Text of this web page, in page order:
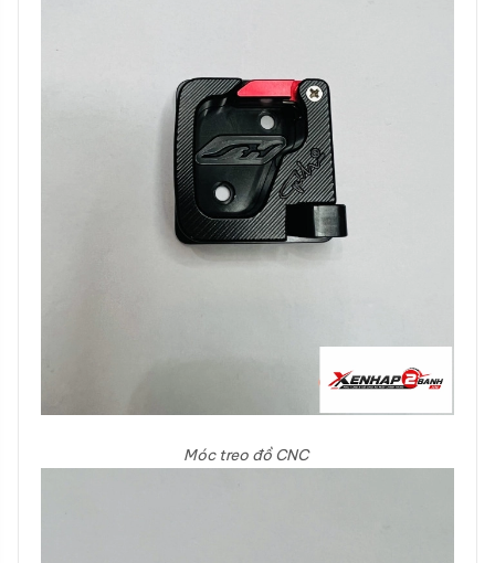
Móc treo đồ CNC